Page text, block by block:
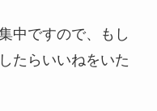
中ですので、もし
たらいいねをいた